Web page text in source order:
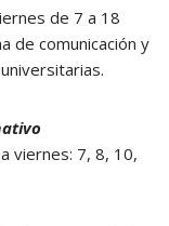
de 7 a 18
de comunicación y
viernes: 7, 8, 10,